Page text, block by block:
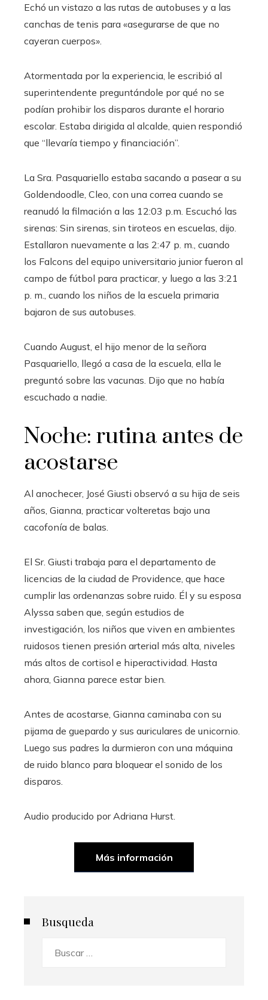
Echó un vistazo a las rutas de autobuses y a las
canchas de tenis para «asegurarse de que no
cayeran cuerpos».
Atormentada por la experiencia, le escribió al
superintendente preguntándole por qué no se
podían prohibir los disparos durante el horario
escolar. Estaba dirigida al alcalde, quien respondió
que “llevaría tiempo y financiación”.
La Sra. Pasquariello estaba sacando a pasear a su
Goldendoodle, Cleo, con una correa cuando se
reanudó la filmación a las 12:03 p.m. Escuchó las
sirenas: Sin sirenas, sin tiroteos en escuelas, dijo.
Estallaron nuevamente a las 2:47 p. m., cuando
los Falcons del equipo universitario junior fueron al
campo de fútbol para practicar, y luego a las 3:21
p. m., cuando los niños de la escuela primaria
bajaron de sus autobuses.
Cuando August, el hijo menor de la señora
Pasquariello, llegó a casa de la escuela, ella le
preguntó sobre las vacunas. Dijo que no había
escuchado a nadie.
Noche: rutina antes de
acostarse
Al anochecer, José Giusti observó a su hija de seis
años, Gianna, practicar volteretas bajo una
cacofonía de balas.
El Sr. Giusti trabaja para el departamento de
licencias de la ciudad de Providence, que hace
cumplir las ordenanzas sobre ruido. Él y su esposa
Alyssa saben que, según estudios de
investigación, los niños que viven en ambientes
ruidosos tienen presión arterial más alta, niveles
más altos de cortisol e hiperactividad. Hasta
ahora, Gianna parece estar bien.
Antes de acostarse, Gianna caminaba con su
pijama de guepardo y sus auriculares de unicornio.
Luego sus padres la durmieron con una máquina
de ruido blanco para bloquear el sonido de los
disparos.
Audio producido por Adriana Hurst
Más información
Busqueda